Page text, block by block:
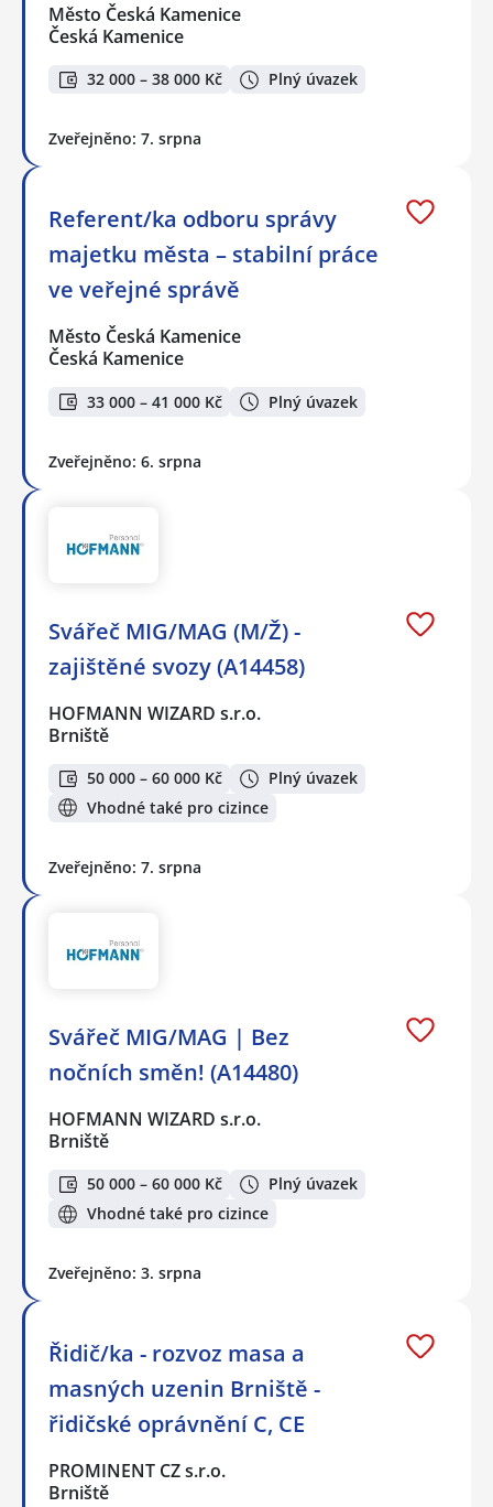
Město Česká Kamenice
Česká Kamenice
32 000 – 38 000 Kč Plný úvazek
Zveřejněno: 7. srpna
Referent/ka odboru správy
majetku města – stabilní práce
ve veřejné správě
Město Česká Kamenice
Česká Kamenice
33 000 – 41 000 Kč Plný úvazek
Zveřejněno: 6. srpna
Svářeč MIG/MAG (M/Ž) -
zajištěné svozy (A14458)
HOFMANN WIZARD s.r.o.
Brniště
50 000 – 60 000 Kč
Plný úvazek
Vhodné také pro cizince
Zveřejněno: 7. srpna
Svářeč MIG/MAG | Bez
nočních směn! (A14480)
HOFMANN WIZARD s.r.o.
Brniště
50 000 – 60 000 Kč
Plný úvazek
Vhodné také pro cizince
Zveřejněno: 3. srpna
Řidič/ka - rozvoz masa a
masných uzenin Brniště -
řidičské oprávnění C, CE
PROMINENT CZ s.r.o.
Brniště